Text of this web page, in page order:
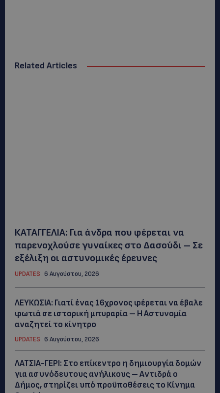
Related Articles
ΚΑΤΑΓΓΕΛΙΑ: Για άνδρα που φέρεται να
παρενοχλούσε γυναίκες στο Δασούδι – Σε
εξέλιξη οι αστυνομικές έρευνες
UPDATES 6 Αυγούστου, 2026
ΛΕΥΚΩΣΙΑ: Γιατί ένας 16χρονος φέρεται να έβαλε
φωτιά σε ιστορική μπυραρία – Η Αστυνομία
αναζητεί το κίνητρο
UPDATES 6 Αυγούστου, 2026
ΛΑΤΣΙΑ-ΓΕΡΙ: Στο επίκεντρο η δημιουργία δομών
για ασυνόδευτους ανήλικους – Αντιδρά ο
Δήμος, στηρίζει υπό προϋποθέσεις το Κίνημα